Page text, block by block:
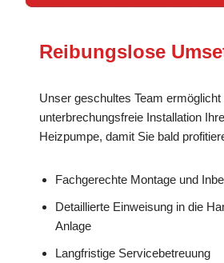
Reibungslose
Unser geschultes Team
unterbrechungsfreie Installation
Heizpumpe, damit Sie bald
Fachgerechte Montage und
Detaillierte Einweisung in die
Anlage
Langfristige Servicebetreuung